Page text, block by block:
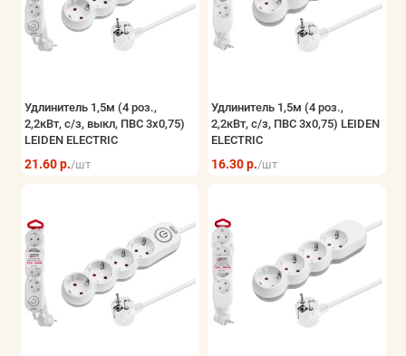
Удлинитель 1,5м (4 роз.,
2,2кВт, с/з, выкл, ПВС 3х0,75)
LEIDEN ELECTRIC
21.60 р./шт
Удлинитель 1,5м (4 роз.,
2,2кВт, с/з, ПВС 3х0,75) LEIDEN
ELECTRIC
16.30 р./шт